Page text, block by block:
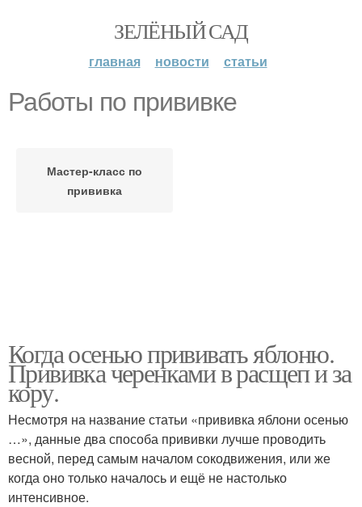
ЗЕЛЁНЫЙ САД
главная новости статьи
Работы по прививке
Мастер-класс по
прививка
Когда осенью прививать яблоню.
Прививка черенками в расщеп и за
кору.
Несмотря на название статьи «прививка яблони осенью
…», данные два способа прививки лучше проводить
весной, перед самым началом сокодвижения, или же
когда оно только началось и ещё не настолько
интенсивное.